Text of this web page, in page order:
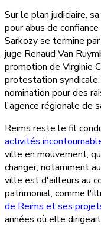
Sur le plan judiciaire,
pour abus de
Sarkozy se termine
juge Renaud Van
promotion de Virginie
protestation
nomination pour des
l'agence régionale de
Reims reste le fil
activités
ville en mouvement,
changer, notamment
ville est d'ailleurs au
patrimonial, comme
de Reims et ses
années où elle